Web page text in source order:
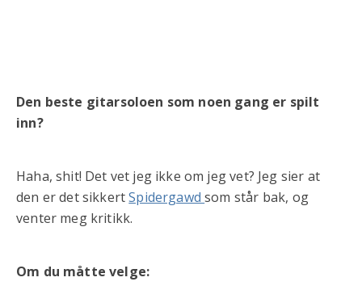
Den beste gitarsoloen som noen gang er spilt
inn?
Haha, shit! Det vet jeg ikke om jeg vet? Jeg sier at
den er det sikkertSpidergawdsom står bak, og
venter meg kritikk.
Om du måtte velge: